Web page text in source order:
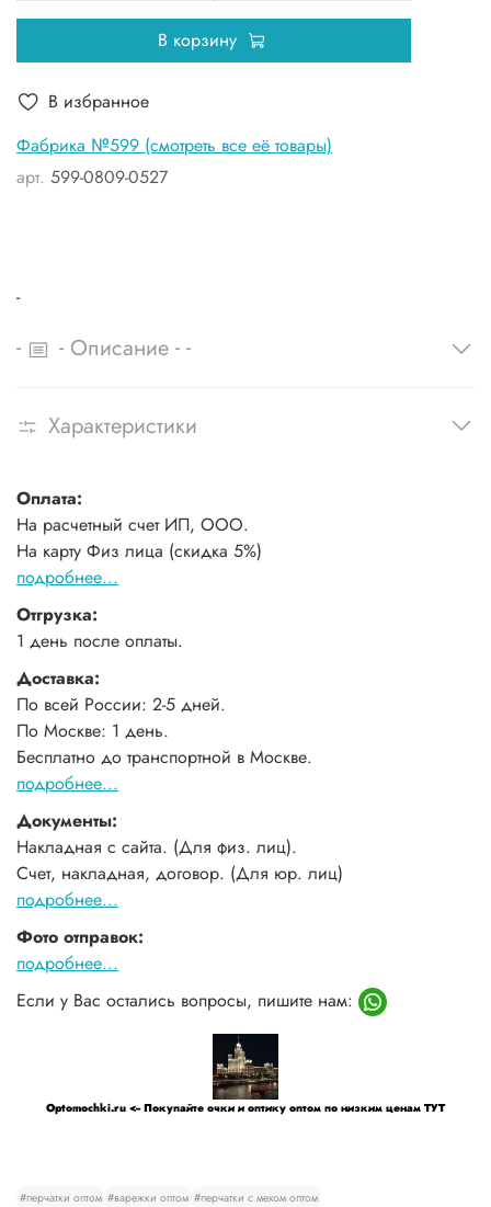
Фабрика №599 (смотреть все её товары)
арт. 599-0809-0527
В корзину
В избранное
-
- - Описание - -
Характеристики
Оплата:
На расчетный счет ИП, ООО.
На карту Физ лица (скидка 5%)
подробнее...
Отгрузка:
1 день после оплаты.
Доставка:
По всей России: 2-5 дней.
По Москве: 1 день.
Бесплатно до транспортной в Москве.
подробнее...
Документы:
Накладная с сайта. (Для физ. лиц).
Счет, накладная, договор. (Для юр. лиц)
подробнее...
Фото отправок:
подробнее...
Если у Вас остались вопросы, пишите нам:
Optomochki.ru <-- Покупайте очки и оптику оптом по низким ценам ТУТ
#перчатки оптом #варежки оптом #перчатки с мехом оптом